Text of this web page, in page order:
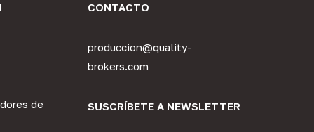
de
CONTACTO
produccion@quality-
brokers.com
SUSCRÍBETE A NEWSLETTER